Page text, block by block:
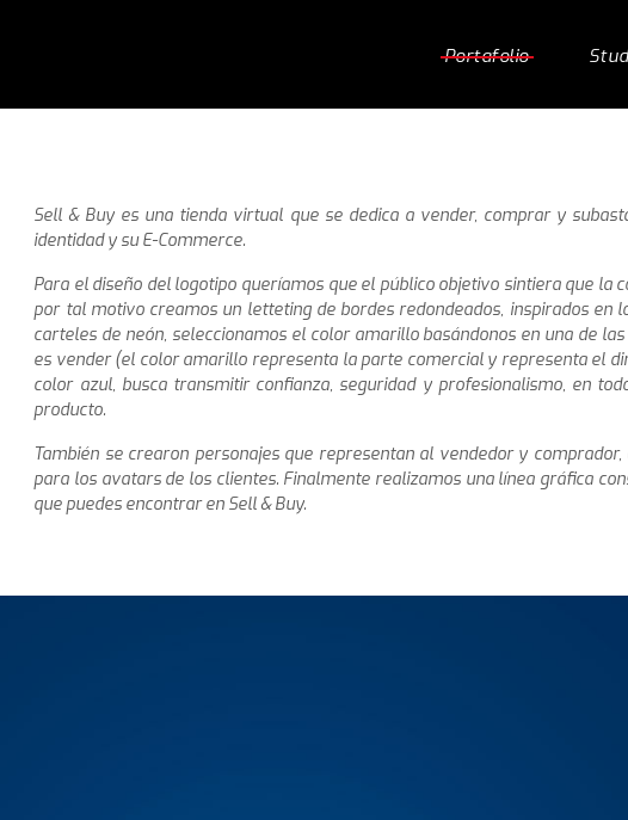
Portafolio
Sell & Buy es una tienda virtual que se dedica a vender, comprar y
identidad y su E-Commerce.
Para el diseño del logotipo queríamos que el público objetivo sintiera que la
por tal motivo creamos un letteting de bordes redondeados, inspirados en
carteles de neón, seleccionamos el color amarillo basándonos en una de
es vender (el color amarillo representa la parte comercial y representa el
color azul, busca transmitir confianza, seguridad y profesionalismo, en
producto.
También se crearon personajes que representan al vendedor y
para los avatars de los clientes. Finalmente realizamos una línea gráfica
que puedes encontrar en Sell & Buy.